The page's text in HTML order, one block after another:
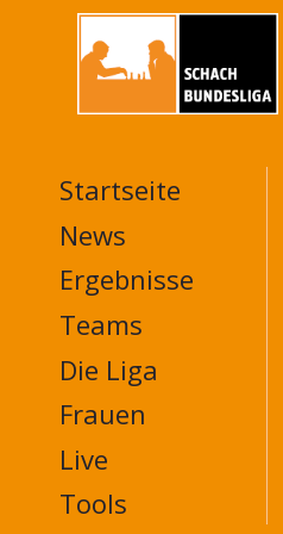
MAIN
NAVIGATION
FOOTER
Startseite
News
Ergebnisse
Teams
Die Liga
Frauen
Live
Tools